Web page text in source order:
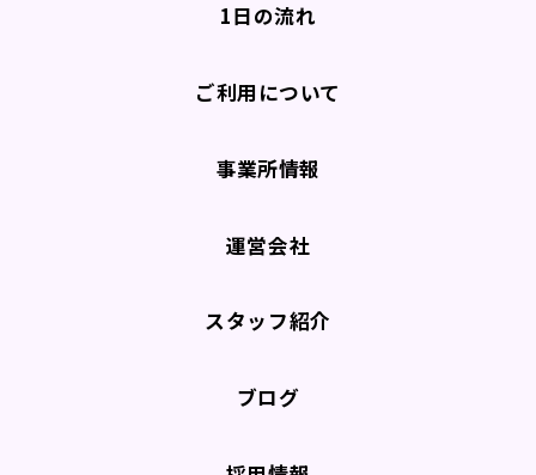
1日の流れ
ご利用について
事業所情報
運営会社
スタッフ紹介
ブログ